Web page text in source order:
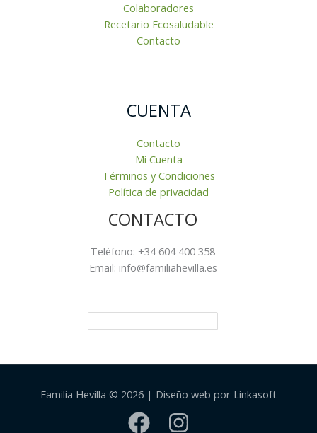
Colaboradores
Recetario Ecosaludable
Contacto
CUENTA
Contacto
Mi Cuenta
Términos y Condiciones
Política de privacidad
CONTACTO
Teléfono: +34 604 400 358
Email: info@familiahevilla.es
Familia Hevilla © 2026 | Diseño web por Linkasoft